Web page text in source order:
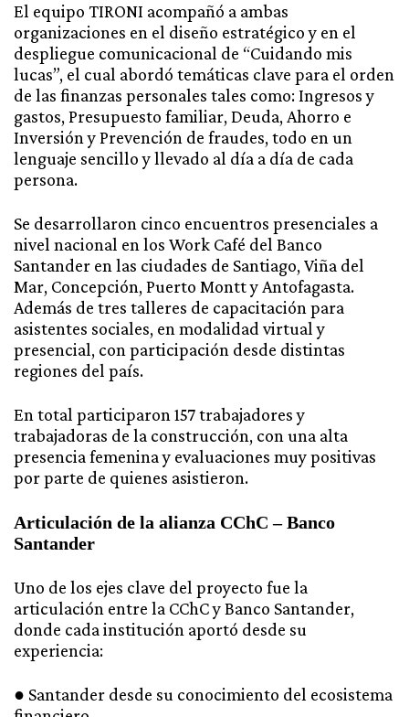
El equipo TIRONI acompañó a ambas
organizaciones en el diseño estratégico y en el
despliegue comunicacional de “Cuidando mis
lucas”, el cual abordó temáticas clave para el orden
de las finanzas personales tales como: Ingresos y
gastos, Presupuesto familiar, Deuda, Ahorro e
Inversión y Prevención de fraudes, todo en un
lenguaje sencillo y llevado al día a día de cada
persona.
Se desarrollaron cinco encuentros presenciales a
nivel nacional en los Work Café del Banco
Santander en las ciudades de Santiago, Viña del
Mar, Concepción, Puerto Montt y Antofagasta.
Además de tres talleres de capacitación para
asistentes sociales, en modalidad virtual y
presencial, con participación desde distintas
regiones del país.
En total participaron 157 trabajadores y
trabajadoras de la construcción, con una alta
presencia femenina y evaluaciones muy positivas
por parte de quienes asistieron.
Articulación de la alianza CChC – Banco
Santander
Uno de los ejes clave del proyecto fue la
articulación entre la CChC y Banco Santander,
donde cada institución aportó desde su
experiencia:
● Santander desde su conocimiento del ecosistema